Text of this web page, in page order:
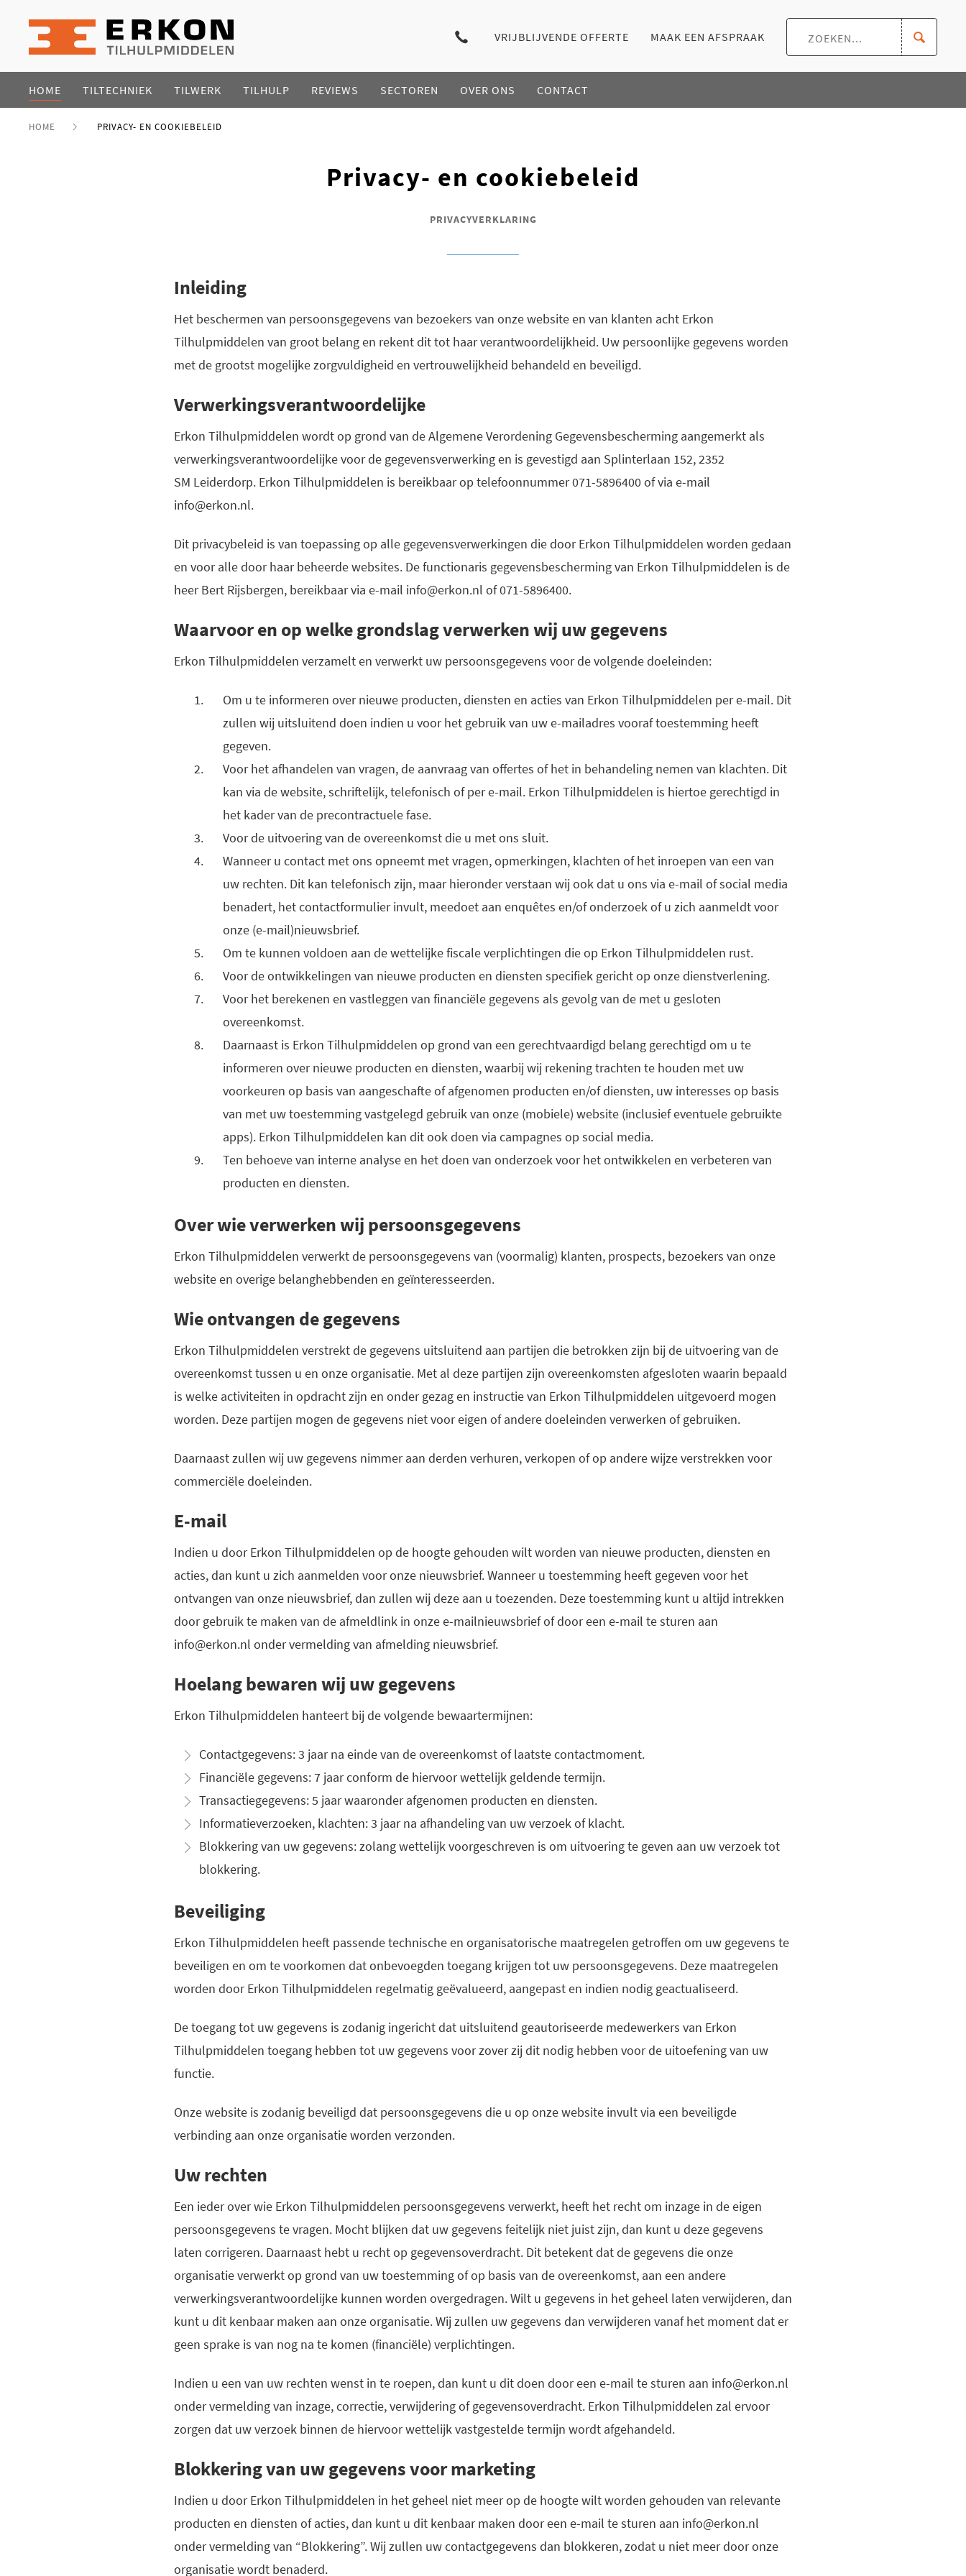
VRIJBLIJVENDE OFFERTE MAAK EEN AFSPRAAK
HOME TILTECHNIEK TILWERK TILHULP REVIEWS SECTOREN OVER ONS CONTACT
HOME PRIVACY- EN COOKIEBELEID
Privacy- en cookiebeleid
PRIVACYVERKLARING
Inleiding
Het beschermen van persoonsgegevens van bezoekers van onze website en van klanten acht Erkon
Tilhulpmiddelen van groot belang en rekent dit tot haar verantwoordelijkheid. Uw persoonlijke gegevens worden
met de grootst mogelijke zorgvuldigheid en vertrouwelijkheid behandeld en beveiligd.
Verwerkingsverantwoordelijke
Erkon Tilhulpmiddelen wordt op grond van de Algemene Verordening Gegevensbescherming aangemerkt als
verwerkingsverantwoordelijke voor de gegevensverwerking en is gevestigd aan Splinterlaan 152, 2352
SM Leiderdorp. Erkon Tilhulpmiddelen is bereikbaar op telefoonnummer 071-5896400 of via e-mail
info@erkon.nl.
Dit privacybeleid is van toepassing op alle gegevensverwerkingen die door Erkon Tilhulpmiddelen worden gedaan
en voor alle door haar beheerde websites. De functionaris gegevensbescherming van Erkon Tilhulpmiddelen is de
heer Bert Rijsbergen, bereikbaar via e-mail info@erkon.nl of 071-5896400.
Waarvoor en op welke grondslag verwerken wij uw gegevens
Erkon Tilhulpmiddelen verzamelt en verwerkt uw persoonsgegevens voor de volgende doeleinden:
Om u te informeren over nieuwe producten, diensten en acties van Erkon Tilhulpmiddelen per e-mail. Dit
zullen wij uitsluitend doen indien u voor het gebruik van uw e-mailadres vooraf toestemming heeft
gegeven.
Voor het afhandelen van vragen, de aanvraag van offertes of het in behandeling nemen van klachten. Dit
kan via de website, schriftelijk, telefonisch of per e-mail. Erkon Tilhulpmiddelen is hiertoe gerechtigd in
het kader van de precontractuele fase.
Voor de uitvoering van de overeenkomst die u met ons sluit.
Wanneer u contact met ons opneemt met vragen, opmerkingen, klachten of het inroepen van een van
uw rechten. Dit kan telefonisch zijn, maar hieronder verstaan wij ook dat u ons via e-mail of social media
benadert, het contactformulier invult, meedoet aan enquêtes en/of onderzoek of u zich aanmeldt voor
onze (e-mail)nieuwsbrief.
Om te kunnen voldoen aan de wettelijke fiscale verplichtingen die op Erkon Tilhulpmiddelen rust.
Voor de ontwikkelingen van nieuwe producten en diensten specifiek gericht op onze dienstverlening.
Voor het berekenen en vastleggen van financiële gegevens als gevolg van de met u gesloten
overeenkomst.
Daarnaast is Erkon Tilhulpmiddelen op grond van een gerechtvaardigd belang gerechtigd om u te
informeren over nieuwe producten en diensten, waarbij wij rekening trachten te houden met uw
voorkeuren op basis van aangeschafte of afgenomen producten en/of diensten, uw interesses op basis
van met uw toestemming vastgelegd gebruik van onze (mobiele) website (inclusief eventuele gebruikte
apps). Erkon Tilhulpmiddelen kan dit ook doen via campagnes op social media.
Ten behoeve van interne analyse en het doen van onderzoek voor het ontwikkelen en verbeteren van
producten en diensten.
Over wie verwerken wij persoonsgegevens
Erkon Tilhulpmiddelen verwerkt de persoonsgegevens van (voormalig) klanten, prospects, bezoekers van onze
website en overige belanghebbenden en geïnteresseerden.
Wie ontvangen de gegevens
Erkon Tilhulpmiddelen verstrekt de gegevens uitsluitend aan partijen die betrokken zijn bij de uitvoering van de
overeenkomst tussen u en onze organisatie. Met al deze partijen zijn overeenkomsten afgesloten waarin bepaald
is welke activiteiten in opdracht zijn en onder gezag en instructie van Erkon Tilhulpmiddelen uitgevoerd mogen
worden. Deze partijen mogen de gegevens niet voor eigen of andere doeleinden verwerken of gebruiken.
Daarnaast zullen wij uw gegevens nimmer aan derden verhuren, verkopen of op andere wijze verstrekken voor
commerciële doeleinden.
E-mail
Indien u door Erkon Tilhulpmiddelen op de hoogte gehouden wilt worden van nieuwe producten, diensten en
acties, dan kunt u zich aanmelden voor onze nieuwsbrief. Wanneer u toestemming heeft gegeven voor het
ontvangen van onze nieuwsbrief, dan zullen wij deze aan u toezenden. Deze toestemming kunt u altijd intrekken
door gebruik te maken van de afmeldlink in onze e-mailnieuwsbrief of door een e-mail te sturen aan
info@erkon.nl onder vermelding van afmelding nieuwsbrief.
Hoelang bewaren wij uw gegevens
Erkon Tilhulpmiddelen hanteert bij de volgende bewaartermijnen:
Contactgegevens: 3 jaar na einde van de overeenkomst of laatste contactmoment.
Financiële gegevens: 7 jaar conform de hiervoor wettelijk geldende termijn.
Transactiegegevens: 5 jaar waaronder afgenomen producten en diensten.
Informatieverzoeken, klachten: 3 jaar na afhandeling van uw verzoek of klacht.
Blokkering van uw gegevens: zolang wettelijk voorgeschreven is om uitvoering te geven aan uw verzoek tot
blokkering.
Beveiliging
Erkon Tilhulpmiddelen heeft passende technische en organisatorische maatregelen getroffen om uw gegevens te
beveiligen en om te voorkomen dat onbevoegden toegang krijgen tot uw persoonsgegevens. Deze maatregelen
worden door Erkon Tilhulpmiddelen regelmatig geëvalueerd, aangepast en indien nodig geactualiseerd.
De toegang tot uw gegevens is zodanig ingericht dat uitsluitend geautoriseerde medewerkers van Erkon
Tilhulpmiddelen toegang hebben tot uw gegevens voor zover zij dit nodig hebben voor de uitoefening van uw
functie.
Onze website is zodanig beveiligd dat persoonsgegevens die u op onze website invult via een beveiligde
verbinding aan onze organisatie worden verzonden.
Uw rechten
Een ieder over wie Erkon Tilhulpmiddelen persoonsgegevens verwerkt, heeft het recht om inzage in de eigen
persoonsgegevens te vragen. Mocht blijken dat uw gegevens feitelijk niet juist zijn, dan kunt u deze gegevens
laten corrigeren. Daarnaast hebt u recht op gegevensoverdracht. Dit betekent dat de gegevens die onze
organisatie verwerkt op grond van uw toestemming of op basis van de overeenkomst, aan een andere
verwerkingsverantwoordelijke kunnen worden overgedragen. Wilt u gegevens in het geheel laten verwijderen, dan
kunt u dit kenbaar maken aan onze organisatie. Wij zullen uw gegevens dan verwijderen vanaf het moment dat er
geen sprake is van nog na te komen (financiële) verplichtingen.
Indien u een van uw rechten wenst in te roepen, dan kunt u dit doen door een e-mail te sturen aan info@erkon.nl
onder vermelding van inzage, correctie, verwijdering of gegevensoverdracht. Erkon Tilhulpmiddelen zal ervoor
zorgen dat uw verzoek binnen de hiervoor wettelijk vastgestelde termijn wordt afgehandeld.
Blokkering van uw gegevens voor marketing
Indien u door Erkon Tilhulpmiddelen in het geheel niet meer op de hoogte wilt worden gehouden van relevante
producten en diensten of acties, dan kunt u dit kenbaar maken door een e-mail te sturen aan info@erkon.nl
onder vermelding van “Blokkering”. Wij zullen uw contactgegevens dan blokkeren, zodat u niet meer door onze
organisatie wordt benaderd.